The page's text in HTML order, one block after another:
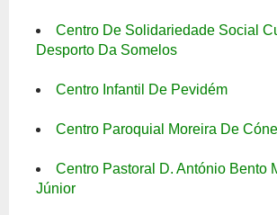
Centro De Solidariedade Social
Desporto Da Somelos
Centro Infantil De Pevidém
Centro Paroquial Moreira De
Centro Pastoral D. António Bento
Júnior